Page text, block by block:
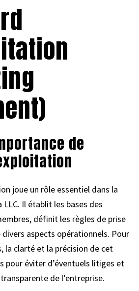
de
joue un rôle essentiel dans la
Il établit les bases des
définit les règles de prise
aspects opérationnels. Pour
la clarté et la précision de cet
pour éviter d’éventuels litiges et
de l’entreprise.